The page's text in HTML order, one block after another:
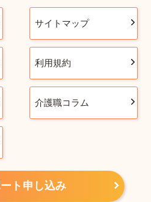
サイトマップ
利用規約
介護職コラム
ト申し込み